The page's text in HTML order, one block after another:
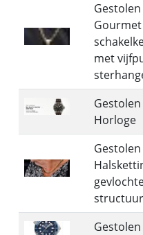
Gestolen
Gourmet
met
Gestolen
Horloge
Gestolen
structuur
Gestolen